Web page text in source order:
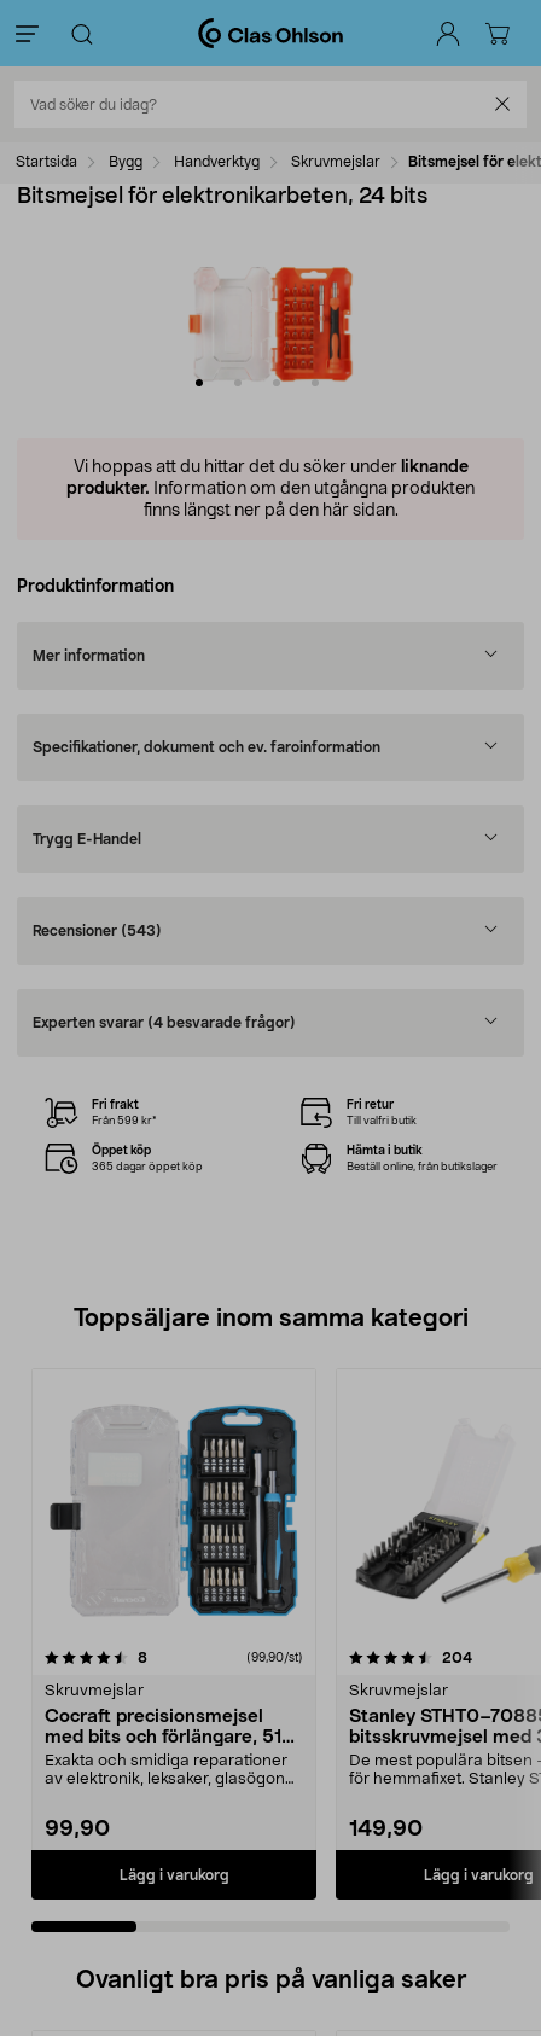
Startsida Bygg Handverktyg Skruvmejslar Bitsmejsel för
Bitsmejsel för elektronikarbeten, 24 bits
Vi hoppas att du hittar det du söker under liknande
produkter. Information om den utgångna produkten
finns längst ner på den här sidan.
Produktinformation
Mer information
Specifikationer, dokument och ev. faroinformation
Trygg E-Handel
Recensioner (543)
Experten svarar (4 besvarade frågor)
Fri frakt
Från 599 kr*
Fri retur
Till valfri butik
Öppet köp
365 dagar öppet köp
Hämta i butik
Beställ online, från butikslager
Toppsäljare inom samma kategori
8recensioner (99,90/st)
Skruvmejslar
Cocraft precisionsmejsel
med bits och förlängare, 51
delar
Exakta och smidiga reparationer
av elektronik, leksaker, glasögon
99,90
Lägg i varukorg
4.5 av 5 stjärnor 204
Skruvmejslar
Stanley
bitsskruvmejsel med
De mest populära bitsen
för hemmafixet. Stanley
149,90
Lägg i varukorg
5.0 av 5 stjärnor
Ovanligt bra pris på vanliga saker